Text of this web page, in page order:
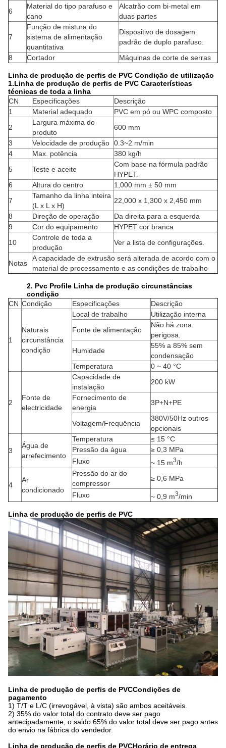
6
Material do tipo parafuso e
cano
Alcatrão com bi-metal em
duas partes
7
Função de mistura do
sistema de alimentação
quantitativa
Dispositivo de dosagem
padrão de duplo parafuso.
8
Cortador Máquinas de corte de serras
Linha de produção de perfis de PVC Condição de utilização
1.Linha de produção de perfis de PVC Características
técnicas de toda a linha
CN
Especificações
Descrição
1
Material adequado
PVC em pó ou WPC composto
2
Largura máxima do
produto
600 mm
3
Velocidade de produção 0.3~2 m/min
4
Max. potência
380 kg/h
5
Teste e aceite
Com base na fórmula padrão
HYPET.
6
Altura do centro
1,000 mm ± 50 mm
7
Tamanho da linha inteira
(L x L x H)
22,000 x 1,300 x 2,450 mm
8
Direção de operação
Da direita para a esquerda
9
Cor do equipamento
HYPET cor branca
10
Controle de toda a
produção
Ver a lista de configurações.
Notas
A capacidade de extrusão será alterada de acordo com o
material de processamento e as condições de trabalho
2. Pvc Profile Linha de produção circunstâncias
condição
CN Condição Especificações Descrição
1
Naturais
circunstância
condição
Local de trabalho
Utilização interna
Fonte de alimentação
Não há zona
perigosa.
Humidade
55% a 85% sem
condensação
Temperatura
0 ~ 40 °C
2
Fonte de
electricidade
Capacidade de
instalação
200 kW
Fornecimento de
energia
3P+N+PE
Voltagem/Frequência
380V/50Hz outros
opcionais
3
Água de
arrefecimento
Temperatura
≤ 15 °C
Pressão da água
≥ 0,3 MPa
Fluxo
~ 15 m3/h
4
Ar
condicionado
Pressão do ar do
compressor
≥ 0,6 MPa
Fluxo ~ 0,9 m3/min
Linha de produção de perfis de PVC
Linha de produção de perfis de PVCCondições de
pagamento
1) T/T e L/C (irrevogável, à vista) são ambos aceitáveis.
2) 35% do valor total do contrato deve ser pago
antecipadamente, o saldo 65% do valor total deve ser pago antes
do envio na fábrica do vendedor.
Linha de produção de perfis de PVCHorário de entrega